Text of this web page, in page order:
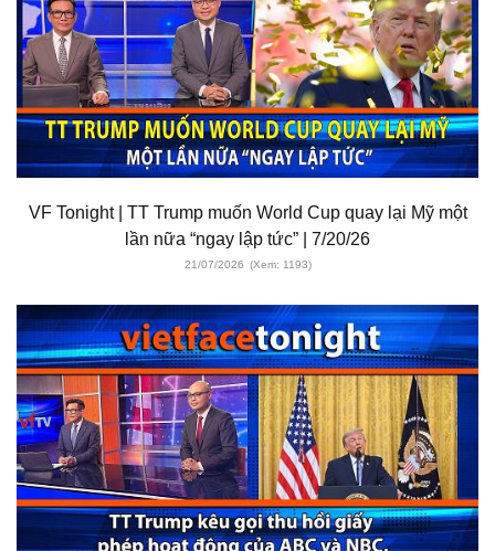
VF Tonight | TT Trump muốn World Cup quay lại Mỹ một
lần nữa “ngay lập tức” | 7/20/26
21/07/2026 (Xem: 1193)